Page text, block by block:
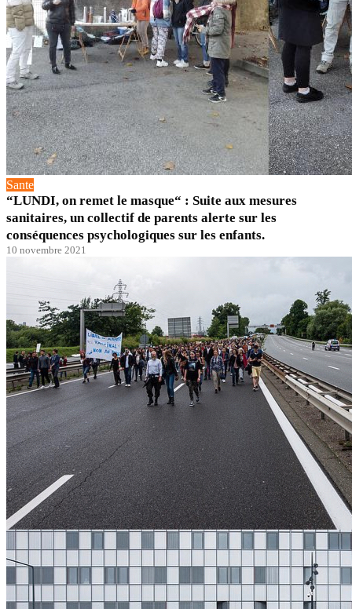
Sante
“LUNDI, on remet le masque“ : Suite aux mesures
sanitaires, un collectif de parents alerte sur les
conséquences psychologiques sur les enfants.
10 novembre 2021